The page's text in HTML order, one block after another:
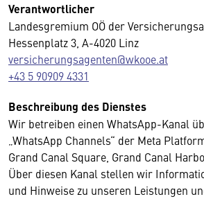
Verantwortlicher
Landesgremium OÖ der
Hessenplatz 3, A-4020 Linz
versicherungsagenten@wkooe.at
+43 5 90909 4331
Beschreibung des Dienstes
Wir betreiben einen WhatsApp-Kanal
„WhatsApp Channels“ der Meta
Grand Canal Square, Grand Canal
Über diesen Kanal stellen wir
und Hinweise zu unseren Leistungen